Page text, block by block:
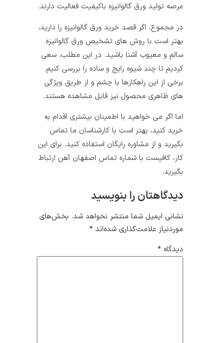
عرصه تولید ورق گالوانیزه باکیفیت فعالیت دارند.
در مجموع، اگر قصد خرید ورق گالوانیزه را دارید،
بهتر است با روش های تشخیص ورق گالوانیزه
سالم و معیوب آشنا باشید. در این مطلب، سعی
کردیم تا چند شیوه رایج و ساده را بررسی کنیم.
برخی از این راهکارها با چشم و از طریق ویژگی
های ظاهری محصول نیز قابل مشاهده هستند.
اما اگر می خواهید با اطمینان بیشتری اقدام به
خرید کنید، بهتر است با کارشناسان ما تماس
بگیرید و از مشاوره رایگان استفاده کنید. برای این
کار، کافیست با شماره تماس اصفهان آهن ارتباط
دیدگاهتان را بنویسید
نشانی ایمیل شما منتشر نخواهد شد. بخش‌های
موردنیاز علامت‌گذاری شده‌اند*